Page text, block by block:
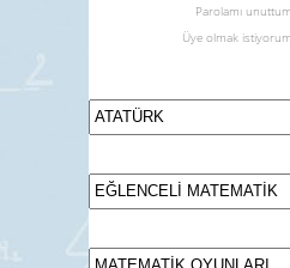
Parolamı unuttum
Üye olmak istiyorum